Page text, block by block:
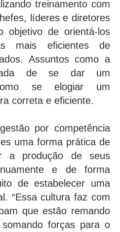
treinamento com
líderes e diretores
objetivo de orientá-los
mais eficientes de
Assuntos como a
de se dar um
se elogiar um
correta e eficiente.
por competência
uma forma prática de
a produção de seus
e de forma
de estabelecer uma
“Essa cultura faz com
que estão remando
forças para o